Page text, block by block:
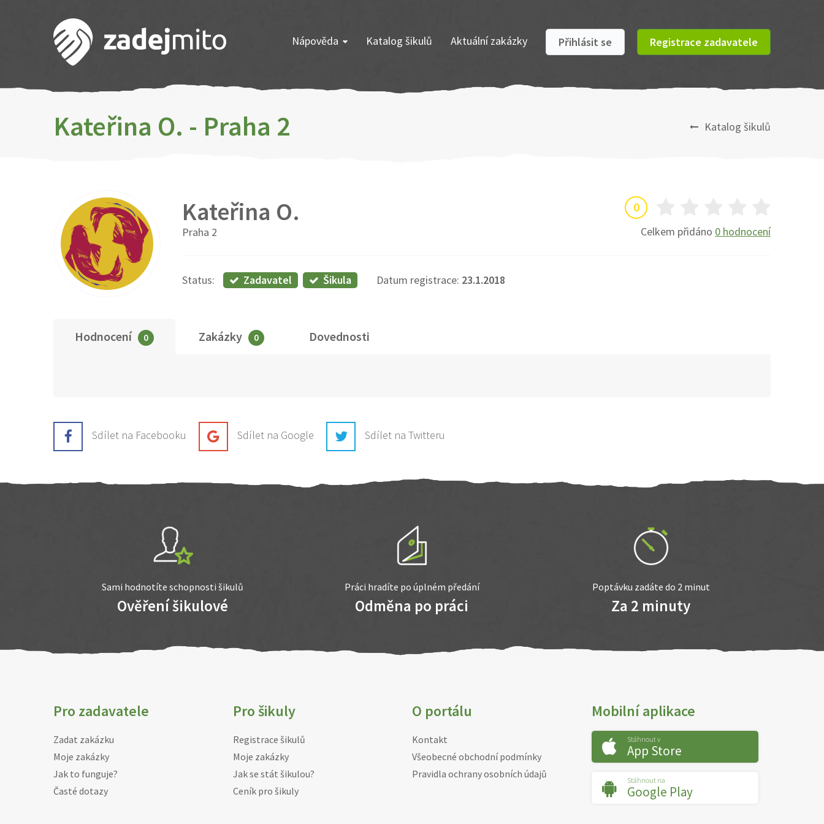
Nápověda Katalog šikulů Aktuální zakázky Přihlásit se Registrace zadavatele
Kateřina O. - Praha 2 Katalog šikulů
0
Celkem přidáno 0 hodnocení
Kateřina O.
Praha 2
Status: Zadavatel Šikula Datum registrace: 23.1.2018
Hodnocení 0 Zakázky 0 Dovednosti
Sdílet na Facebooku Sdílet na Google Sdílet na Twitteru
Sami hodnotíte schopnosti šikulů
Ověření šikulové
Práci hradíte po úplném předání
Odměna po práci
Poptávku zadáte do 2 minut
Za 2 minuty
Pro zadavatele
Zadat zakázku
Moje zakázky
Jak to funguje?
Časté dotazy
Pro šikuly
Registrace šikulů
Moje zakázky
Jak se stát šikulou?
Ceník pro šikuly
O portálu
Kontakt
Všeobecné obchodní podmínky
Pravidla ochrany osobních údajů
Mobilní aplikace
Stáhnout v
App Store
Stáhnout na
Google Play